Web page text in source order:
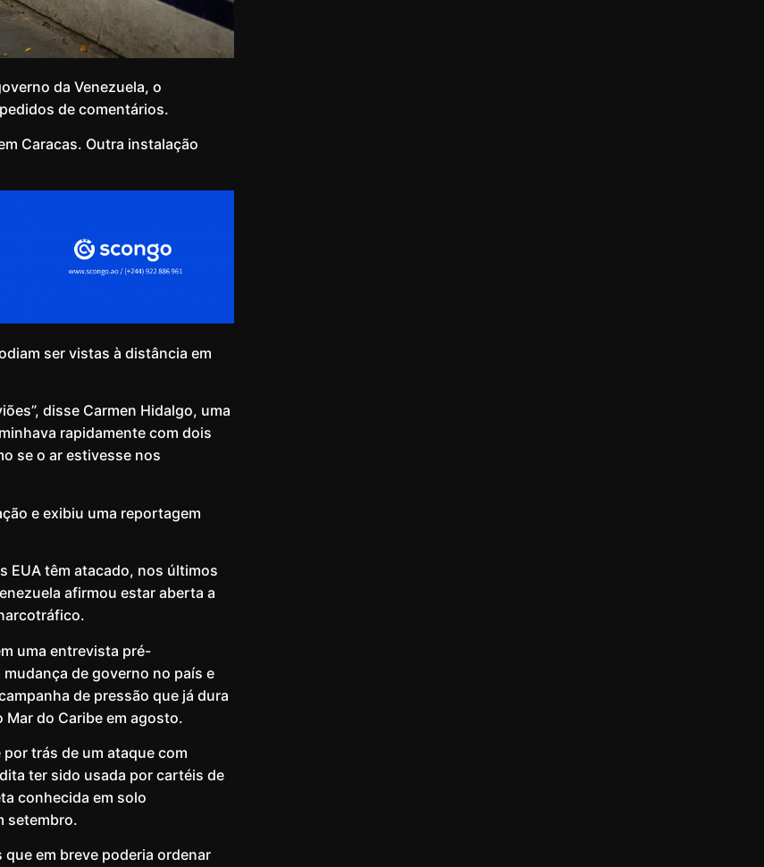
da Venezuela, o
de comentários.
Caracas. Outra instalação
ser vistas à distância em
disse Carmen Hidalgo, uma
rapidamente com dois
se o ar estivesse nos
e exibiu uma reportagem
EUA têm atacado, nos últimos
afirmou estar aberta a
uma entrevista pré-
de governo no país e
de pressão que já dura
do Caribe em agosto.
trás de um ataque com
ter sido usada por cartéis de
conhecida em solo
setembro.
em breve poderia ordenar